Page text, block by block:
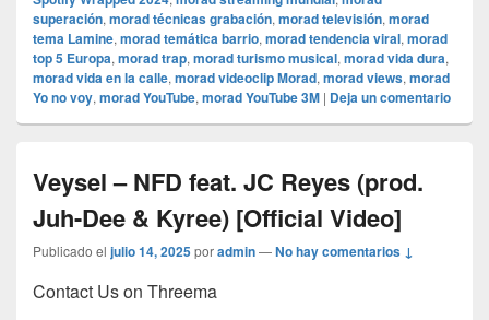
superación, morad técnicas grabación, morad televisión, morad
tema Lamine, morad temática barrio, morad tendencia viral, morad
top 5 Europa, morad trap, morad turismo musical, morad vida dura,
morad vida en la calle, morad videocli‏p Morad, morad views, morad
Yo no voy, morad YouTube, morad YouTube 3M | Deja un comentario
Veysel – NFD feat. JC Reyes (prod.
Juh-Dee & Kyree) [Official Video]
Publicado el julio 14, 2025poradmin—No hay comentarios ↓
Contact Us on Threema